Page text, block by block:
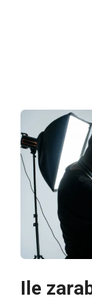
Ile